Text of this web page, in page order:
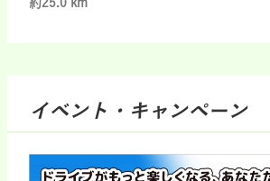
イベント・キャンペーン